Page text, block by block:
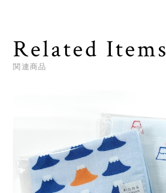
Related Items
関連商品